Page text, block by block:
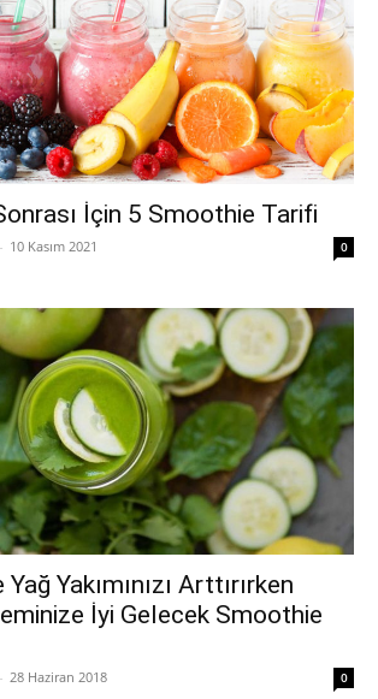
İçin 5 Smoothie Tarifi
- 10 Kasım 2021 0
Yakımınızı Arttırırken
İyi Gelecek Smoothie
- 28 Haziran 2018 0